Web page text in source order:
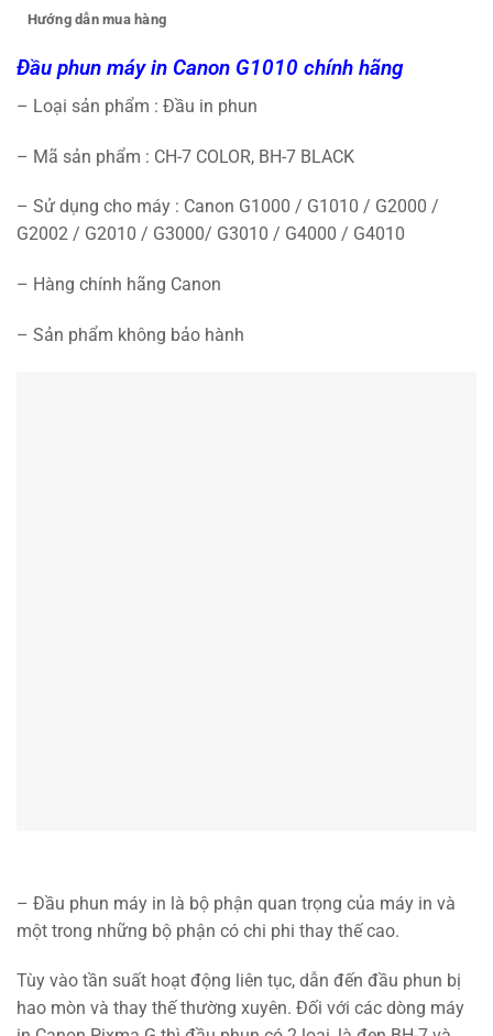
Hướng dẫn mua hàng
Đầu phun máy in Canon G1010 chính hãng
– Loại sản phẩm : Đầu in phun
– Mã sản phẩm : CH-7 COLOR, BH-7 BLACK
– Sử dụng cho máy : Canon G1000 / G1010 / G2000 /
G2002 / G2010 / G3000/ G3010 / G4000 / G4010
– Hàng chính hãng Canon
– Sản phẩm không bảo hành
– Đầu phun máy in là bộ phận quan trọng của máy in và
một trong những bộ phận có chi phi thay thế cao.
Tùy vào tần suất hoạt động liên tục, dẫn đến đầu phun bị
hao mòn và thay thế thường xuyên. Đối với các dòng máy